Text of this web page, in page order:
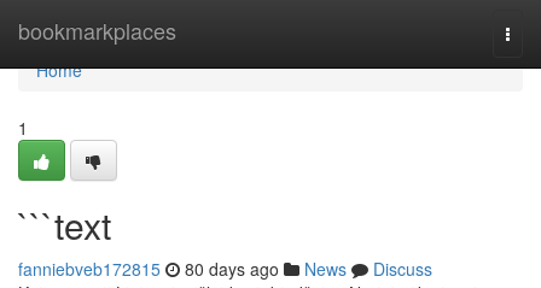
bookmarkplaces
Home
Home
1
```text
fanniebveb172815 80 days ago News
Discuss